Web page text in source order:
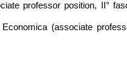
professor position, II°
(associate